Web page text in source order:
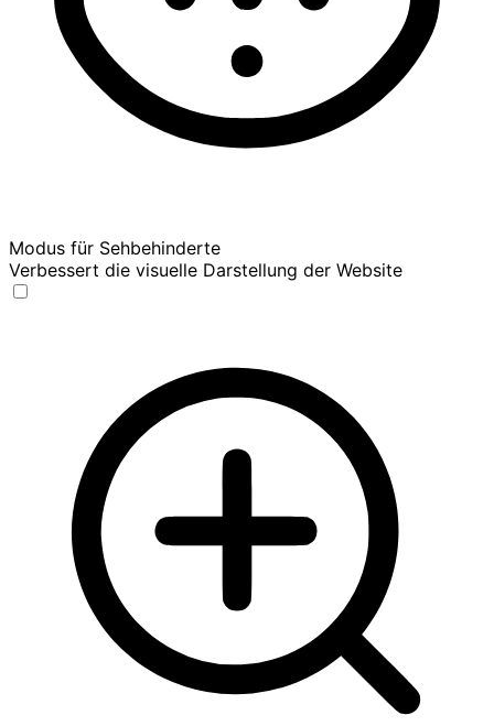
Modus für Sehbehinderte
Verbessert die visuelle Darstellung der Website